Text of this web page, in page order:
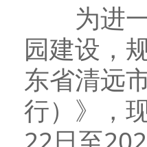
为进一
园建设，
东省清远
行）》，